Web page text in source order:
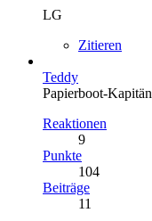
LG
Zitieren
Teddy
Papierboot-Kapitän
Reaktionen
9
Punkte
104
Beiträge
11